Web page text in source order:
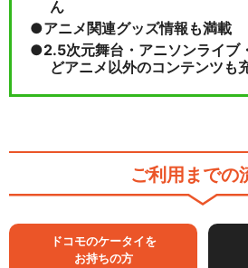
ん
アニメ関連グッズ情報も満載
2.5次元舞台・アニソンライブ
どアニメ以外のコンテンツも
ご利用までの
ドコモのケータイを
お持ちの方